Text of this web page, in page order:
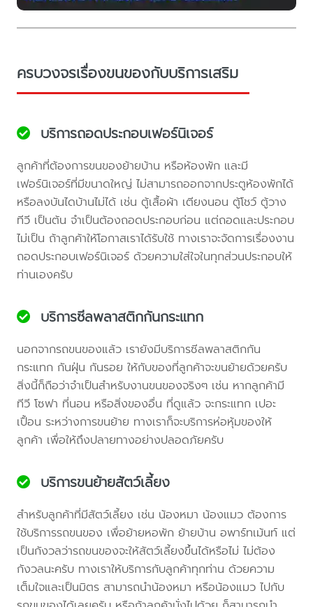
ครบวงจรเรื่องขนของกับบริการเสริม
บริการถอดประกอบเฟอร์นิเจอร์
ลูกค้าที่ต้องการขนของย้ายบ้าน หรือห้องพัก และมี
เฟอร์นิเจอร์ที่มีขนาดใหญ่ ไม่สามารถออกจากประตูห้องพักได้
หรือลงบันไดบ้านไม่ได้ เช่น ตู้เสื้อผ้า เตียงนอน ตู้โชว์ ตู้วาง
ทีวี เป็นต้น จำเป็นต้องถอดประกอบก่อน แต่ถอดและประกอบ
ไม่เป็น ถ้าลูกค้าให้โอกาสเราได้รับใช้ ทางเราจะจัดการเรื่องงาน
ถอดประกอบเฟอร์นิเจอร์ ด้วยความใส่ใจในทุกส่วนประกอบให้
ท่านเองครับ
บริการซีลพลาสติกกันกระแทก
นอกจากรถขนของแล้ว เรายังมีบริการซีลพลาสติกกัน
กระแทก กันฝุ่น กันรอย ให้กับของที่ลูกค้าจะขนย้ายด้วยครับ
สิ่งนี้ก็ถือว่าจำเป็นสำหรับงานขนของจริงๆ เช่น หากลูกค้ามี
ทีวี โซฟา ที่นอน หรือสิ่งของอื่น ที่ดูแล้ว จะกระแทก เปอะ
เปื้อน ระหว่างการขนย้าย ทางเราก็จะบริการห่อหุ้มของให้
ลูกค้า เพื่อให้ถึงปลายทางอย่างปลอดภัยครับ
บริการขนย้ายสัตว์เลี้ยง
สำหรับลูกค้าที่มีสัตว์เลี้ยง เช่น น้องหมา น้องแมว ต้องการ
ใช้บริการรถขนของ เพื่อย้ายหอพัก ย้ายบ้าน อพาร์ทเม้นท์ แต่
เป็นกังวลว่ารถขนของจะให้สัตว์เลี้ยงขึ้นได้หรือไม่ ไม่ต้อง
กังวลนะครับ ทางเราให้บริการกับลูกค้าทุกท่าน ด้วยความ
เต็มใจและเป็นมิตร สามารถนำน้องหมา หรือน้องแมว ไปกับ